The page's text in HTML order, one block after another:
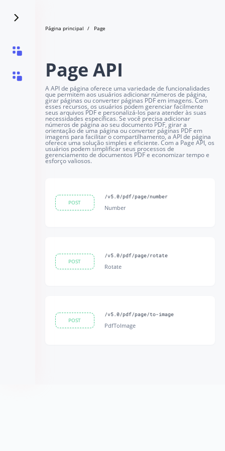
Página principal Page
Page API
A API de página oferece uma variedade de funcionalidades
que permitem aos usuários adicionar números de página,
girar páginas ou converter páginas PDF em imagens. Com
esses recursos, os usuários podem gerenciar facilmente
seus arquivos PDF e personalizá-los para atender às suas
necessidades específicas. Se você precisa adicionar
números de página ao seu documento PDF, girar a
orientação de uma página ou converter páginas PDF em
imagens para facilitar o compartilhamento, a API de página
oferece uma solução simples e eficiente. Com a Page API, os
usuários podem simplificar seus processos de
gerenciamento de documentos PDF e economizar tempo e
esforço valiosos.
POST
/v5.0/pdf/page/number
Number
POST
/v5.0/pdf/page/rotate
Rotate
POST
/v5.0/pdf/page/to-image
PdfToImage